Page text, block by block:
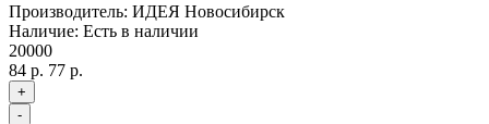
Производитель: ИДЕЯ Новосибирск
Наличие: Есть в наличии
20000
84 р. 77 р.
+
-